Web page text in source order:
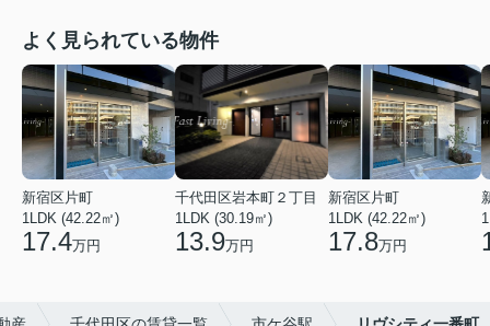
よく見られている物件
新宿区片町
1LDK (42.22㎡)
17.4万円
千代田区岩本町２丁目
1LDK (30.19㎡)
13.9万円
新宿区片町
1LDK (42.22㎡)
17.8万円